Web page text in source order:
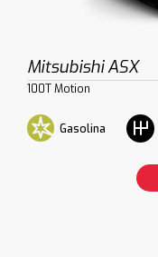
Mitsubishi ASX
100T Motion
Gasolina